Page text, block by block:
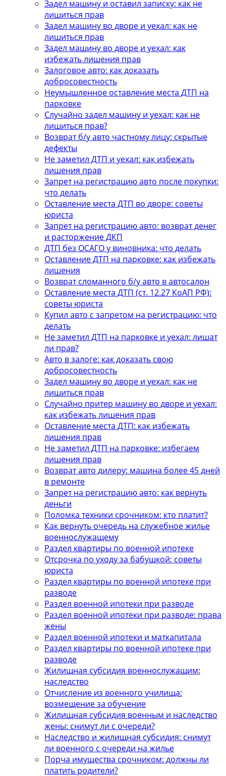
Задел машину и оставил записку: как не
лишиться прав
Задел машину во дворе и уехал: как не
лишиться прав
Задел машину во дворе и уехал: как
избежать лишения прав
Залоговое авто: как доказать
добросовестность
Неумышленное оставление места ДТП на
парковке
Случайно задел машину и уехал: как не
лишиться прав?
Возврат б/у авто частному лицу: скрытые
дефекты
Не заметил ДТП и уехал: как избежать
лишения прав
Запрет на регистрацию авто после покупки:
что делать
Оставление места ДТП во дворе: советы
юриста
Запрет на регистрацию авто: возврат денег
и расторжение ДКП
ДТП без ОСАГО у виновника: что делать
Оставление ДТП на парковке: как избежать
лишения
Возврат сломанного б/у авто в автосалон
Оставление места ДТП (ст. 12.27 КоАП РФ):
советы юриста
Купил авто с запретом на регистрацию: что
делать
Не заметил ДТП на парковке и уехал: лишат
ли прав?
Авто в залоге: как доказать свою
добросовестность
Задел машину во дворе и уехал: как не
лишиться прав
Случайно притер машину во дворе и уехал:
как избежать лишения прав
Оставление места ДТП: как избежать
лишения прав
Не заметил ДТП на парковке: избегаем
лишения прав
Возврат авто дилеру: машина более 45 дней
в ремонте
Запрет на регистрацию авто: как вернуть
деньги
Поломка техники срочником: кто платит?
Как вернуть очередь на служебное жилье
военнослужащему
Раздел квартиры по военной ипотеке
Отсрочка по уходу за бабушкой: советы
юриста
Раздел квартиры по военной ипотеке при
разводе
Раздел военной ипотеки при разводе
Раздел военной ипотеки при разводе: права
жены
Раздел военной ипотеки и маткапитала
Раздел квартиры по военной ипотеке при
разводе
Жилищная субсидия военнослужащим:
наследство
Отчисление из военного училища:
возмещение за обучение
Жилищная субсидия военным и наследство
жены: снимут ли с очереди?
Наследство и жилищная субсидия: снимут
ли военного с очереди на жилье
Порча имущества срочником: должны ли
платить родители?